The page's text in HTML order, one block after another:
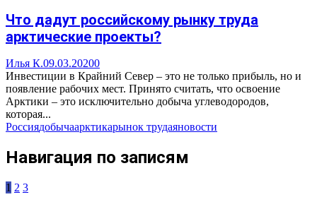
Что дадут российскому рынку труда
арктические проекты?
Илья К.09.03.20200
Инвестиции в Крайний Север – это не только прибыль, но и
появление рабочих мест. Принято считать, что освоение
Арктики – это исключительно добыча углеводородов,
которая...
Россиядобычаарктикарынок трудаяновости
Навигация по записям
1 2 3